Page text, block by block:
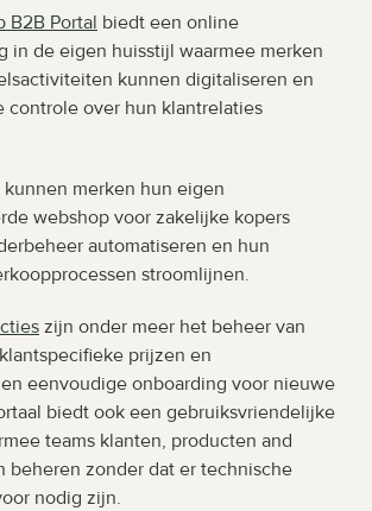
B2B Portal biedt een online
in de eigen huisstijl waarmee merken
kunnen digitaliseren en
controle over hun klantrelaties
merken hun eigen
webshop voor zakelijke kopers
automatiseren en hun
stroomlijnen.
zijn onder meer het beheer van
prijzen en
eenvoudige onboarding voor nieuwe
biedt ook een gebruiksvriendelijke
teams klanten, producten and
beheren zonder dat er technische
nodig zijn.